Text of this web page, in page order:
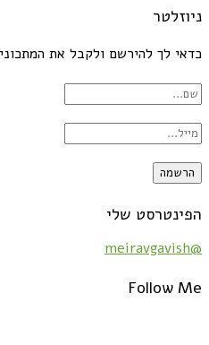
ניוזלטר
כדאי לך להירשם ולקבל את
הפינטרסט שלי
@meiravgavish
Follow Me